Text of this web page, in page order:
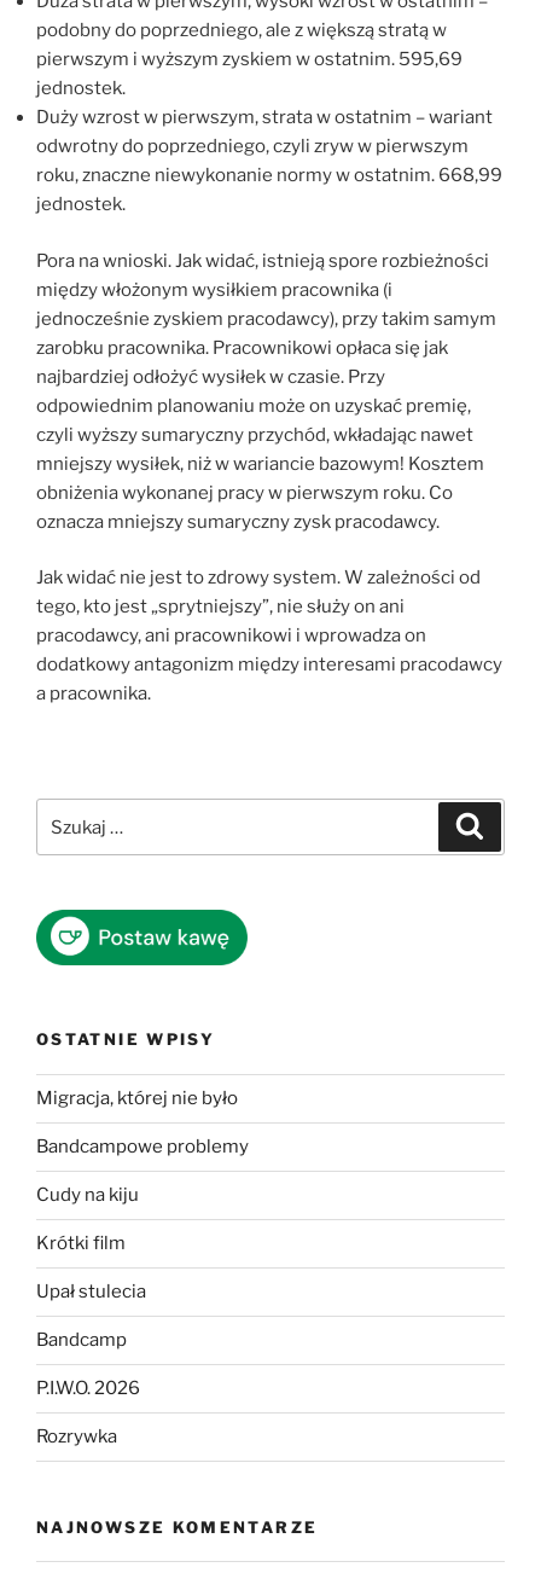
podobny do poprzedniego, ale z większą stratą w
pierwszym i wyższym zyskiem w ostatnim. 595,69
jednostek.
Duży wzrost w pierwszym, strata w ostatnim – wariant
odwrotny do poprzedniego, czyli zryw w pierwszym
roku, znaczne niewykonanie normy w ostatnim. 668,99
jednostek.
Pora na wnioski. Jak widać, istnieją spore rozbieżności
między włożonym wysiłkiem pracownika (i
jednocześnie zyskiem pracodawcy), przy takim samym
zarobku pracownika. Pracownikowi opłaca się jak
najbardziej odłożyć wysiłek w czasie. Przy
odpowiednim planowaniu może on uzyskać premię,
czyli wyższy sumaryczny przychód, wkładając nawet
mniejszy wysiłek, niż w wariancie bazowym! Kosztem
obniżenia wykonanej pracy w pierwszym roku. Co
oznacza mniejszy sumaryczny zysk pracodawcy.
Jak widać nie jest to zdrowy system. W zależności od
tego, kto jest „sprytniejszy”, nie służy on ani
pracodawcy, ani pracownikowi i wprowadza on
dodatkowy antagonizm między interesami pracodawcy
a pracownika.
OSTATNIE WPISY
Migracja, której nie było
Bandcampowe problemy
Cudy na kiju
Krótki film
Upał stulecia
Bandcamp
P.I.W.O. 2026
Rozrywka
NAJNOWSZE KOMENTARZE